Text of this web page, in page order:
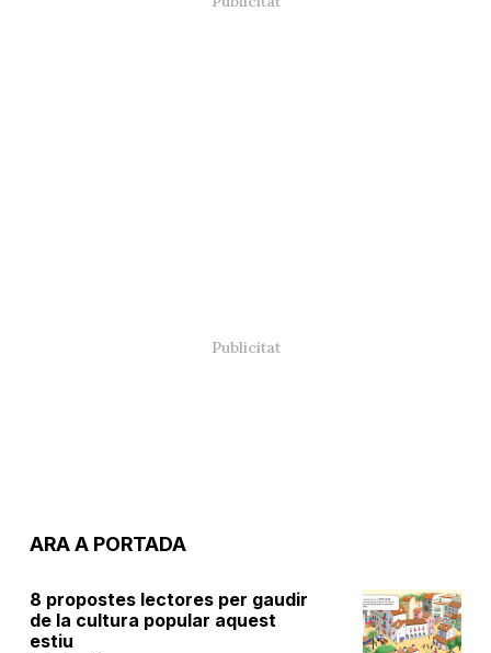
ARA A PORTADA
8 propostes lectores per gaudir
de la cultura popular aquest
estiu